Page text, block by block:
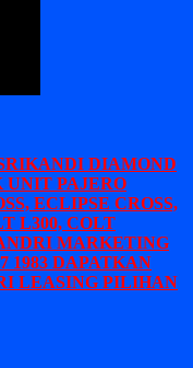
DIAMOND
UNIT PAJERO
ECLIPSE CROSS,
L300, COLT
MARKETING
1983 DAPATKAN
LEASING PILIHAN